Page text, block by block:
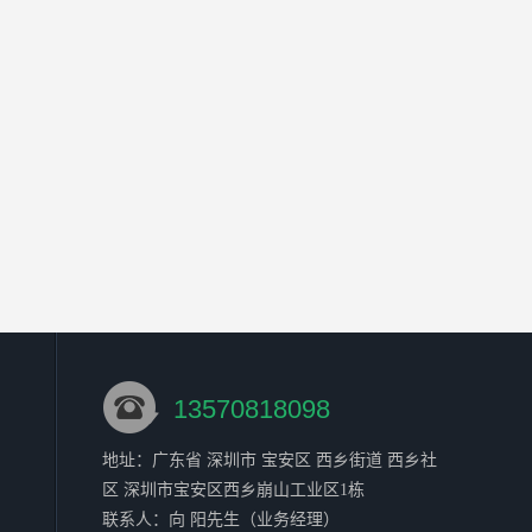
13570818098
地址：广东省 深圳市 宝安区 西乡街道 西乡社
区 深圳市宝安区西乡崩山工业区1栋
联系人：向 阳先生 （业务经理）